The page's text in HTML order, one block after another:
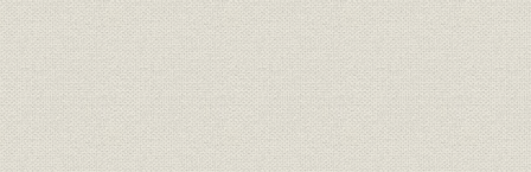
スタジオも最新式で
II. 不安と熱気の草創期 1951年(昭26)~1955年(昭30)
1. ABC本放送スタート